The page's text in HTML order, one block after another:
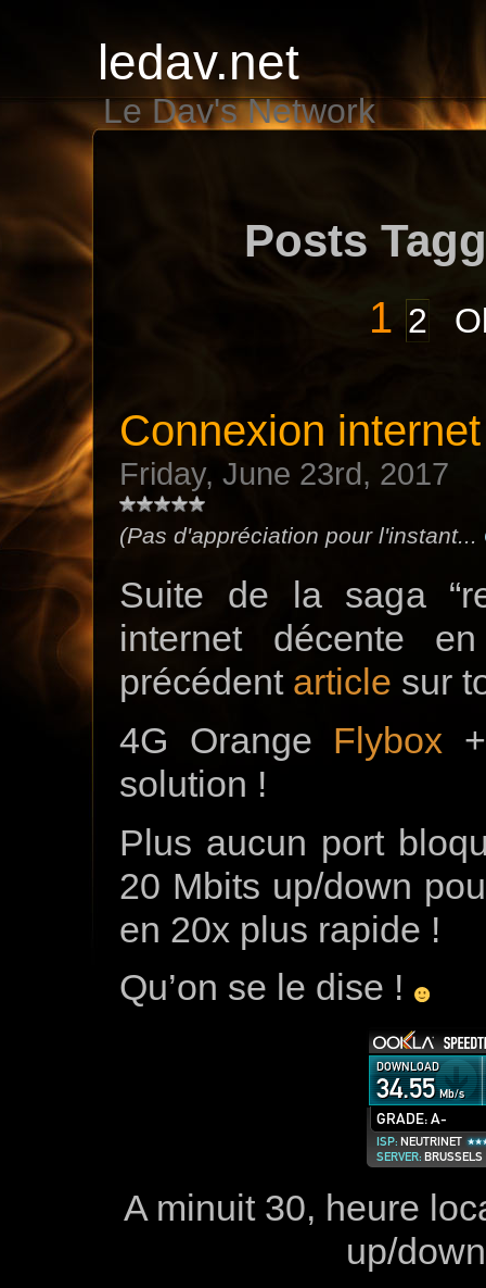
ledav.net
Le Dav's Network
Posts
1 2
Connexion internet
Friday, June 23rd, 2017
(Pas d'appréciation pour l'instant...
Suite de la saga
internet décente
précédent article sur
4G Orange Flybox
solution !
Plus aucun port
20 Mbits up/down
en 20x plus rapide !
Qu’on se le dise !
A minuit 30, heure
up/